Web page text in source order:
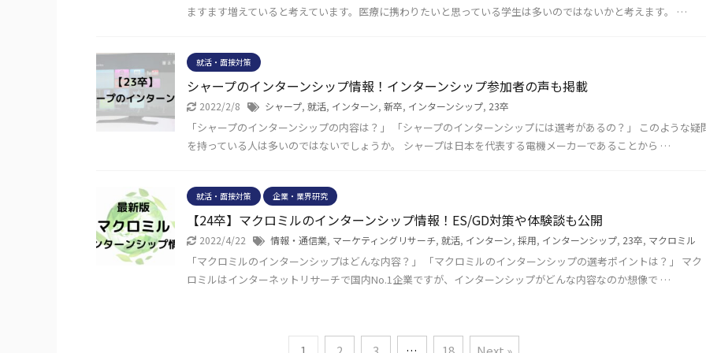
ますます増えていると考えています。医療に携わりたいと思っている学生は多いのではないかと考えます。 …
就活・面接対策
シャープのインターンシップ情報！インターンシップ参加者の声も掲載
2022/2/8 シャープ, 就活, インターン, 新卒, インターンシップ, 23卒
「シャープのインターンシップの内容は？」 「シャープのインターンシップには選考があるの？」 このような疑
を持っている人は多いのではないでしょうか。 シャープは日本を代表する電機メーカーであることから …
就活・面接対策 企業・業界研究
【24卒】マクロミルのインターンシップ情報！ES/GD対策や体験談も公開
2022/4/22 情報・通信業, マーケティングリサーチ, 就活, インターン, 採用, インターンシップ, 23卒, マクロミル
「マクロミルのインターンシップはどんな内容？」 「マクロミルのインターンシップの選考ポイントは？」 マク
ロミルはインターネットリサーチで国内No.1企業ですが、インターンシップがどんな内容なのか想像で …